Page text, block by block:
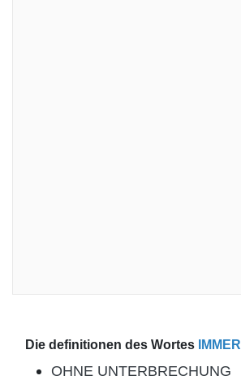
Die definitionen des Wortes IMMER
OHNE UNTERBRECHUNG